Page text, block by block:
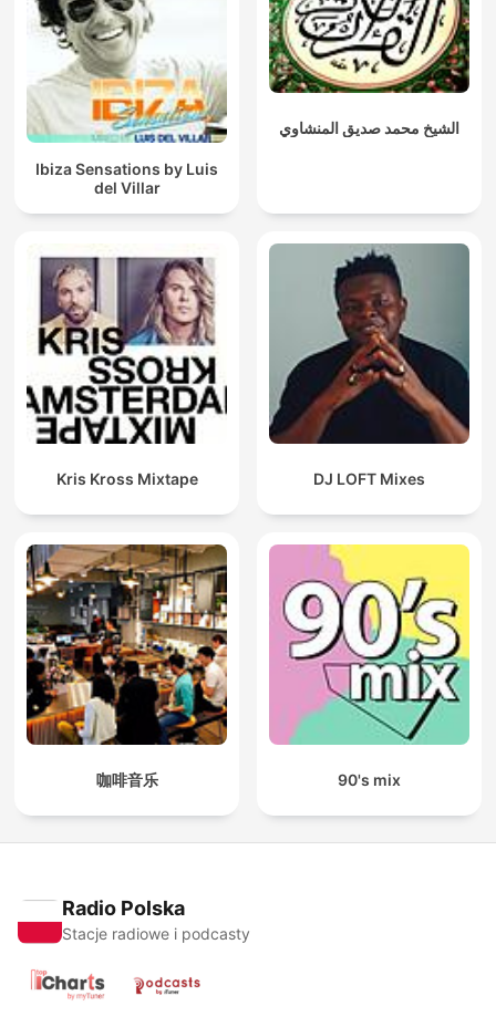
Ibiza Sensations by Luis
del Villar
الشيخ محمد صديق المنشاوي
Kris Kross Mixtape DJ LOFT Mixes
咖啡音乐 90's mix
Radio Polska
Stacje radiowe i podcasty